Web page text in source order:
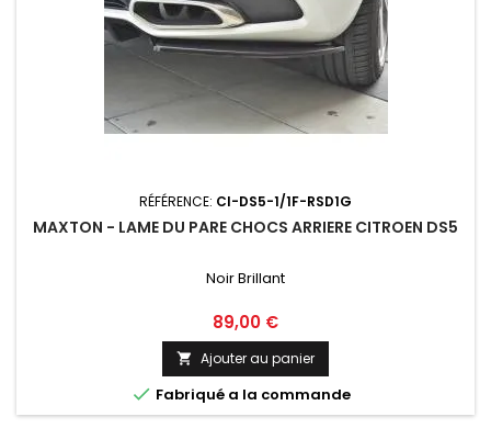
RÉFÉRENCE: CI-DS5-1/1F-RSD1G
MAXTON - LAME DU PARE CHOCS ARRIERE CITROEN DS5
Noir Brillant
Prix
89,00 €
 Ajouter au panier
 Fabriqué a la commande